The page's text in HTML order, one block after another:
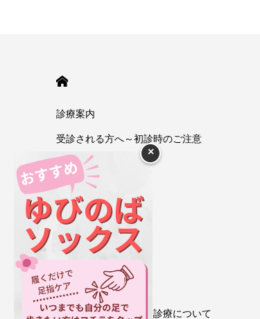
診療案内
受診される方へ～初診時のご注意
今井一彰 院長紹介
あいうべ体操
ゆびのば体操
ブログ
アクセス・地図
お問い合わせ
情報通信機器を用いた診療について
×